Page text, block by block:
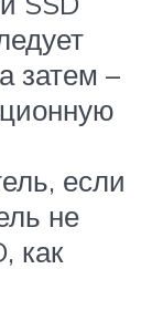
затем –
если
не
как